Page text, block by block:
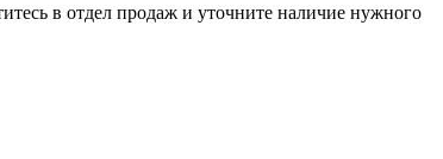
в отдел продаж и уточните наличие нужного